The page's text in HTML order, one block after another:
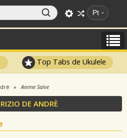
Pt
Top Tabs de Ukulele
Anime Salve
DE ANDRÈ